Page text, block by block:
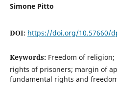
Simone Pitto
DOI: https://doi.org/10.57660/
Keywords: Freedom of religion;
rights of prisoners; margin of
fundamental rights and